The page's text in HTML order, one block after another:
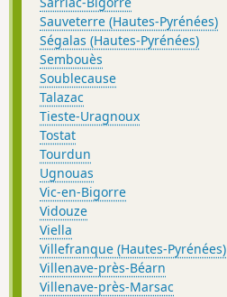
Sauveterre (Hautes-Pyrénées)
Ségalas (Hautes-Pyrénées)
Sembouès
Soublecause
Talazac
Tieste-Uragnoux
Tostat
Tourdun
Ugnouas
Vic-en-Bigorre
Vidouze
Viella
Villefranque (Hautes-Pyrénées)
Villenave-près-Béarn
Villenave-près-Marsac